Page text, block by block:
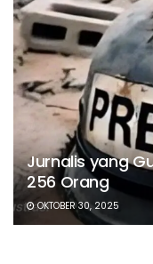
Jurnalis yang
256 Orang
OKTOBER 30, 2025